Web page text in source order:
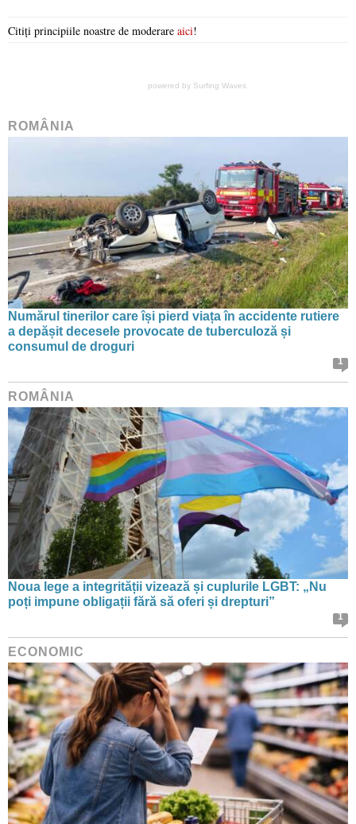
Citiți principiile noastre de moderare aici!
powered by Surfing Waves
ROMÂNIA
Numărul tinerilor care își pierd viața în accidente rutiere
a depășit decesele provocate de tuberculoză și
consumul de droguri
1
ROMÂNIA
Noua lege a integrității vizează și cuplurile LGBT: „Nu
poți impune obligații fără să oferi și drepturi”
1
ECONOMIC